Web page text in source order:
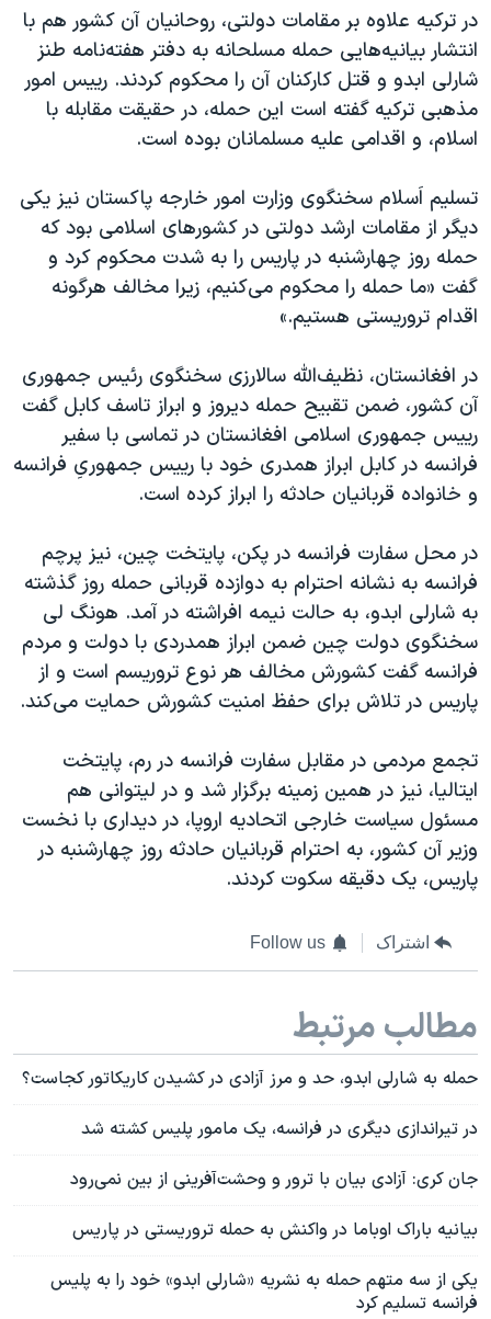
در ترکیه علاوه بر مقامات دولتی، روحانیان آن کشور هم با
انتشار بیانیه‌هایی حمله مسلحانه به دفتر هفته‌نامه طنز
شارلی ابدو و قتل کارکنان آن را محکوم کردند. رییس امور
مذهبی ترکیه گفته است این حمله، در حقیقت مقابله با
اسلام، و اقدامی علیه مسلمانان بوده است.
تسلیم اَسلام سخنگوی وزارت امور خارجه پاکستان نیز یکی
دیگر از مقامات ارشد دولتی در کشورهای اسلامی بود که
حمله روز چهارشنبه در پاریس را به شدت محکوم کرد و
گفت «ما حمله را محکوم می‌کنیم، زیرا مخالف هرگونه
اقدام تروریستی هستیم.»
در افغانستان، نظیف‌الله سالارزی سخنگوی رئیس جمهوری
آن کشور، ضمن تقبیح حمله دیروز و ابراز تاسف کابل گفت
رییس جمهوری اسلامی افغانستان در تماسی با سفیر
فرانسه در کابل ابراز همدری خود با رییس جمهوریِ فرانسه
و خانواده قربانیان حادثه را ابراز کرده است.
در محل سفارت فرانسه در پکن، پایتخت چین، نیز پرچم
فرانسه به نشانه احترام به دوازده قربانی حمله روز گذشته
به شارلی ابدو، به حالت نیمه افراشته در آمد. هونگ لی
سخنگوی دولت چین ضمن ابراز همدردی با دولت و مردم
فرانسه گفت کشورش مخالف هر نوع تروریسم است و از
پاریس در تلاش برای حفظ امنیت کشورش حمایت می‌کند.
تجمع مردمی در مقابل سفارت فرانسه در رم، پایتخت
ایتالیا، نیز در همین زمینه برگزار شد و در لیتوانی هم
مسئول سیاست خارجی اتحادیه اروپا، در دیداری با نخست
وزیر آن کشور، به احترام قربانیان حادثه روز چهارشنبه در
پاریس، یک دقیقه سکوت کردند.
اشتراک Follow us
مطالب مرتبط
حمله به شارلی ابدو، حد و مرز آزادی در کشیدن کاریکاتور کجاست؟
در تیراندازی دیگری در فرانسه، یک مامور پلیس کشته شد
جان کری: آزادی بیان با ترور و وحشت‌آفرینی از بین نمی‌رود
بيانيه باراک اوباما در واکنش به حمله تروريستی در پاريس
یکی از سه متهم حمله به نشریه «شارلی ابدو» خود را به پلیس
فرانسه تسلیم کرد